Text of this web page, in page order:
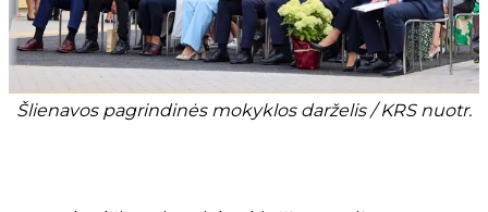
Šlienavos pagrindinės mokyklos darželis / KRS nuotr.